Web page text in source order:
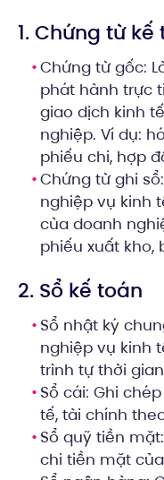
1. Chứng từ kế
Chứng từ gốc:
phát hành trực
giao dịch kinh
nghiệp. Ví dụ:
phiếu chi, hợp
Chứng từ ghi
nghiệp vụ kinh
của doanh
phiếu xuất kho,
2. Sổ kế toán
Sổ nhật ký
nghiệp vụ kinh
trình tự thời
Sổ cái: Ghi
tế, tài chính
Sổ quỹ tiền
chi tiền mặt